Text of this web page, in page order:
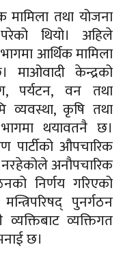
मामिला तथा योजना
थियो। अहिले
आर्थिक मामिला
माओवादी केन्द्रको
पर्यटन, वन तथा
व्यवस्था, कृषि तथा
थयावतनै छ।
पार्टीको औपचारिक
अनौपचारिक
निर्णय गरिएको
पुनर्गठन
व्यक्तिगत
छ।